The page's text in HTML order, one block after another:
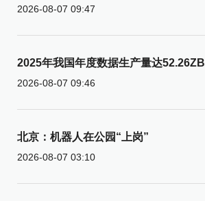
2026-08-07 09:47
2025年我国年度数据生产量达52.26ZB
2026-08-07 09:46
北京：机器人在公园“上岗”
2026-08-07 03:10